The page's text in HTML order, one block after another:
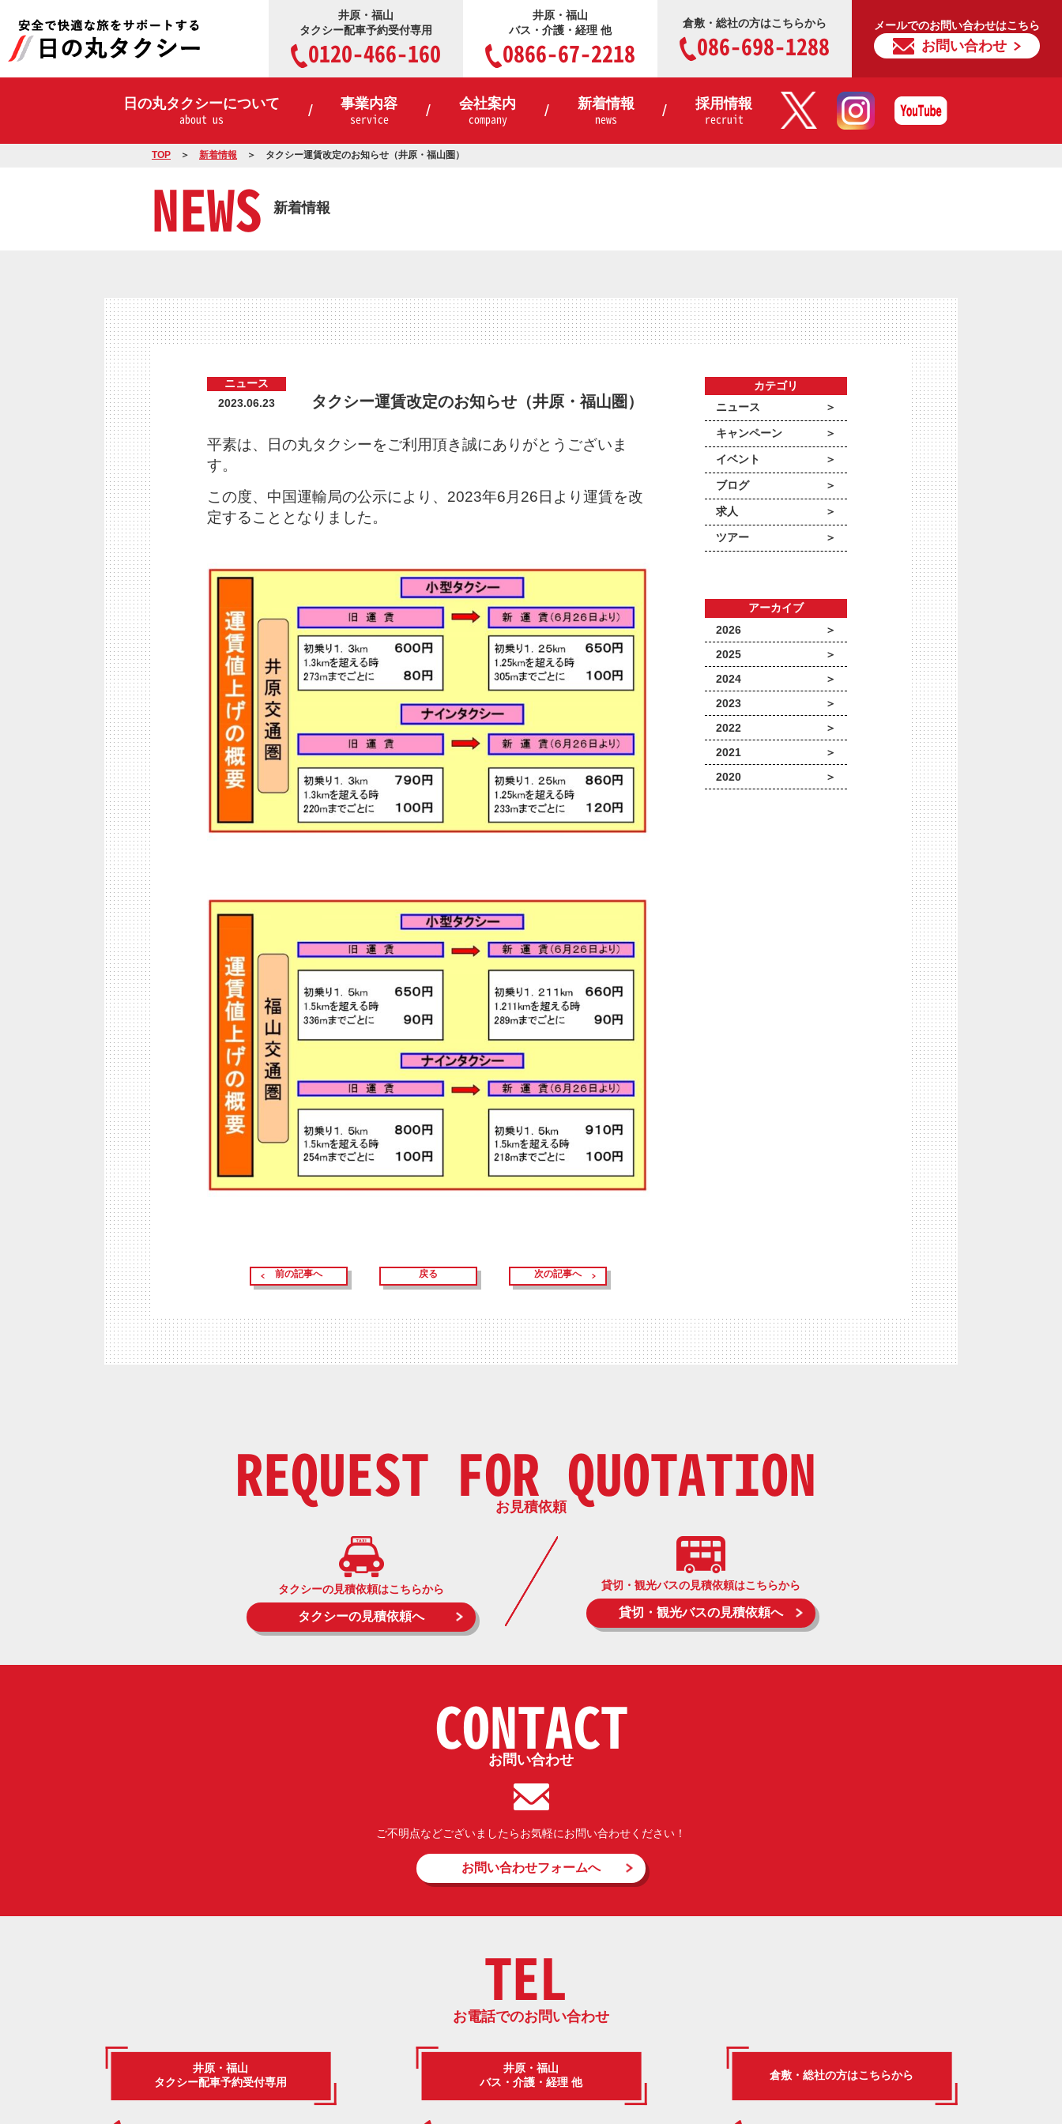
井原・福山
タクシー配車予約受付専用
0120-466-160
井原・福山
バス・介護・経理 他
0866-67-2218
倉敷・総社の方はこちらから
086-698-1288
メールでのお問い合わせはこちら
お問い合わせ
日の丸タクシーについて
about us
事業内容
service
会社案内
company
新着情報
news
採用情報
recruit
TOP 新着情報 タクシー運賃改定のお知らせ（井原・福山圏）
NEWS 新着情報
ニュース
2023.06.23
タクシー運賃改定のお知らせ（井原・福山圏）
平素は、日の丸タクシーをご利用頂き誠にありがとうございま
す。
この度、中国運輸局の公示により、2023年6月26日より運賃を改
定することとなりました。
前の記事へ 戻る 次の記事へ
カテゴリ
ニュース
キャンペーン
イベント
ブログ
求人
ツアー
アーカイブ
2026
2025
2024
2023
2022
2021
2020
REQUEST FOR QUOTATION
お見積依頼
タクシーの見積依頼はこちらから
タクシーの見積依頼へ
貸切・観光バスの見積依頼はこちらから
貸切・観光バスの見積依頼へ
CONTACT
お問い合わせ
ご不明点などございましたらお気軽にお問い合わせください！
お問い合わせフォームへ
TEL
お電話でのお問い合わせ
井原・福山
タクシー配車予約受付専用
井原・福山
バス・介護・経理 他
倉敷・総社の方はこちらから